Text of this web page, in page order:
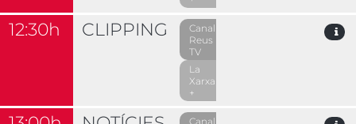
12:30h CLIPPING
Canal
Reus
TV
La
Xarxa
+
Canal